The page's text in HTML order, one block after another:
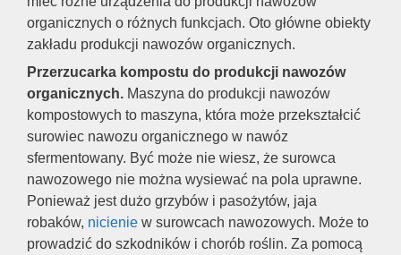
organicznych o różnych funkcjach. Oto główne obiekty
zakładu produkcji nawozów organicznych.
Przerzucarka kompostu do produkcji nawozów
organicznych. Maszyna do produkcji nawozów
kompostowych to maszyna, która może przekształcić
surowiec nawozu organicznego w nawóz
sfermentowany. Być może nie wiesz, że surowca
nawozowego nie można wysiewać na pola uprawne.
Ponieważ jest dużo grzybów i pasożytów, jaja
robaków, nicienie w surowcach nawozowych. Może to
prowadzić do szkodników i chorób roślin. Za pomocą